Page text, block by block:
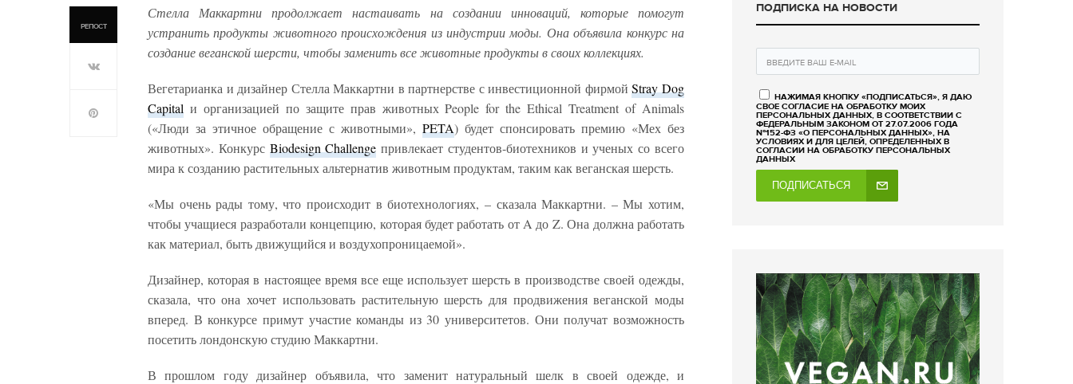
РЕПОСТ
Стелла Маккартни продолжает настаивать на создании инноваций, которые помогут
устранить продукты животного происхождения из индустрии моды. Она объявила конкурс на
создание веганской шерсти, чтобы заменить все животные продукты в своих коллекциях.
Вегетарианка и дизайнер Стелла Маккартни в партнерстве с инвестиционной фирмойStray Dog
Capital и организацией по защите прав животных People for the Ethical Treatment of Animals
(«Люди за этичное обращение с животными», PETA) будет спонсировать премию «Мех без
животных». Конкурс Biodesign Challenge привлекает студентов-биотехников и ученых со всего
мира к созданию растительных альтернатив животным продуктам, таким как веганская шерсть.
«Мы очень рады тому, что происходит в биотехнологиях, – сказала Маккартни. – Мы хотим,
чтобы учащиеся разработали концепцию, которая будет работать от A до Z. Она должна работать
как материал, быть движущийся и воздухопроницаемой».
Дизайнер, которая в настоящее время все еще использует шерсть в производстве своей одежды,
сказала, что она хочет использовать растительную шерсть для продвижения веганской моды
вперед. В конкурсе примут участие команды из 30 университетов. Они получат возможность
посетить лондонскую студию Маккартни.
В прошлом году дизайнер объявила, что заменит натуральный шелк в своей одежде, и
ПОДПИСКА НА НОВОСТИ
НАЖИМАЯ КНОПКУ «ПОДПИСАТЬСЯ», Я ДАЮ
СВОЕ СОГЛАСИЕ НА ОБРАБОТКУ МОИХ
ПЕРСОНАЛЬНЫХ ДАННЫХ, В СООТВЕТСТВИИ С
ФЕДЕРАЛЬНЫМ ЗАКОНОМ ОТ 27.07.2006 ГОДА
№152-ФЗ «О ПЕРСОНАЛЬНЫХ ДАННЫХ», НА
УСЛОВИЯХ И ДЛЯ ЦЕЛЕЙ, ОПРЕДЕЛЕННЫХ В
СОГЛАСИИ НА ОБРАБОТКУ ПЕРСОНАЛЬНЫХ
ДАННЫХ
ПОДПИСАТЬСЯ